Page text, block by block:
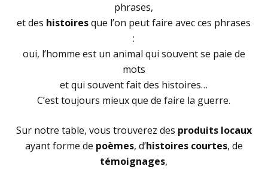
phrases,
et des histoiresque l’on peut faire avec ces phrases
:
oui, l’homme est un animal qui souvent se paie de
mots
et qui souvent fait des histoires…
C’est toujours mieux que de faire la guerre.
Sur notre table, vous trouverez des produits locaux
ayant forme de poèmes, d’histoires courtes, de
témoignages,